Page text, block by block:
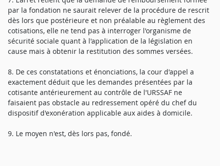
par la fondation ne saurait relever de la procédure de rescrit
dès lors que postérieure et non préalable au règlement des
cotisations, elle ne tend pas à interroger l'organisme de
sécurité sociale quant à l'application de la législation en
cause mais à obtenir la restitution des sommes versées.
8. De ces constatations et énonciations, la cour d'appel a
exactement déduit que les demandes présentées par la
cotisante antérieurement au contrôle de l'URSSAF ne
faisaient pas obstacle au redressement opéré du chef du
dispositif d'exonération applicable aux aides à domicile.
9. Le moyen n'est, dès lors pas, fondé.